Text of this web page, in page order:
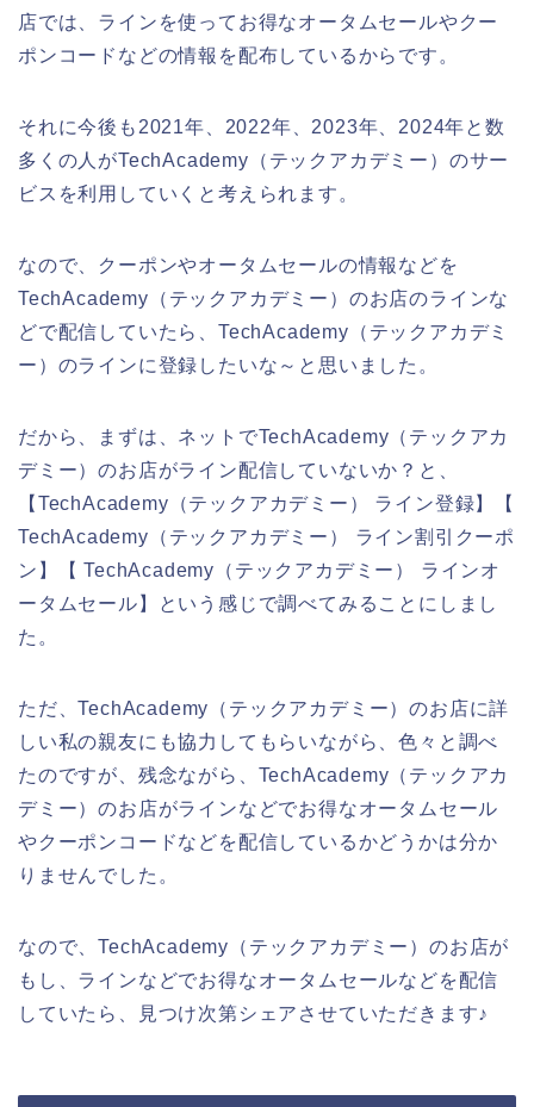
店では、ラインを使ってお得なオータムセールやクー
ポンコードなどの情報を配布しているからです。
それに今後も2021年、2022年、2023年、2024年と数
多くの人がTechAcademy（テックアカデミー）のサー
ビスを利用していくと考えられます。
なので、クーポンやオータムセールの情報などを
TechAcademy（テックアカデミー）のお店のラインな
どで配信していたら、TechAcademy（テックアカデミ
ー）のラインに登録したいな～と思いました。
だから、まずは、ネットでTechAcademy（テックアカ
デミー）のお店がライン配信していないか？と、
【TechAcademy（テックアカデミー） ライン登録】【
TechAcademy（テックアカデミー） ライン割引クーポ
ン】【 TechAcademy（テックアカデミー） ラインオ
ータムセール】という感じで調べてみることにしまし
た。
ただ、TechAcademy（テックアカデミー）のお店に詳
しい私の親友にも協力してもらいながら、色々と調べ
たのですが、残念ながら、TechAcademy（テックアカ
デミー）のお店がラインなどでお得なオータムセール
やクーポンコードなどを配信しているかどうかは分か
りませんでした。
なので、TechAcademy（テックアカデミー）のお店が
もし、ラインなどでお得なオータムセールなどを配信
していたら、見つけ次第シェアさせていただきます♪